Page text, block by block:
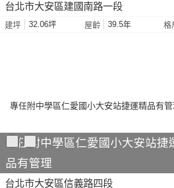
台北市大安區建國南路一段
建坪 32.06坪 屋齡 39.5年 格
專任附中學區仁愛國小大安站捷
品有管理
台北市大安區信義路四段